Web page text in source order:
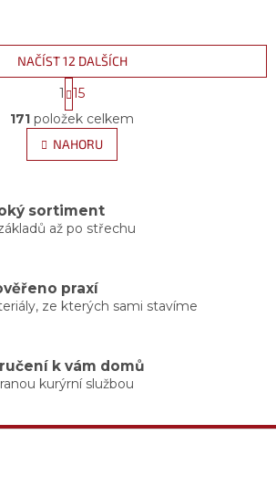
Stopa písma odolává
vodě, teplotě do
100°C, otěru a...
O
v
l
á
c
í
v
k
p
i
u
NAČÍST 12 DALŠÍCH
S
t
r
á
n
k
á
n
1
15
171 položek celkem
NAHORU
sortiment
až po střechu
praxí
ze kterých sami stavíme
k vám domů
kurýrní službou